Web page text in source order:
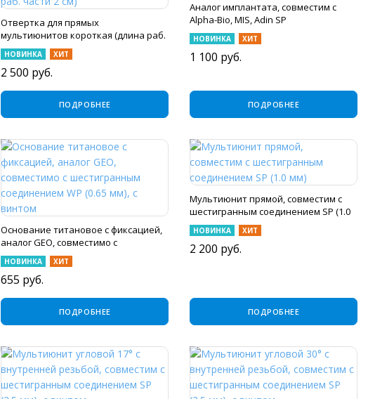
Отвертка для прямых
мультиюнитов короткая (длина раб.
части 2 см)
НОВИНКА ХИТ
2 500 руб.
ПОДРОБНЕЕ
Аналог имплантата, совместим с
Alpha-Bio, MIS, Adin SP
НОВИНКА ХИТ
1 100 руб.
ПОДРОБНЕЕ
Основание титановое с фиксацией,
аналог GEO, совместимо с
шестигранным соединением WP
(0.65 мм), с винтом
НОВИНКА ХИТ
655 руб.
ПОДРОБНЕЕ
Мультиюнит прямой, совместим с
шестигранным соединением SP (1.0
мм)
НОВИНКА ХИТ
2 200 руб.
ПОДРОБНЕЕ